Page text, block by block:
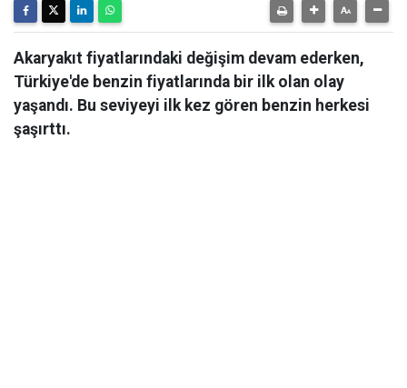
Akaryakıt fiyatlarındaki değişim devam ederken,
Türkiye'de benzin fiyatlarında bir ilk olan olay
yaşandı. Bu seviyeyi ilk kez gören benzin herkesi
şaşırttı.